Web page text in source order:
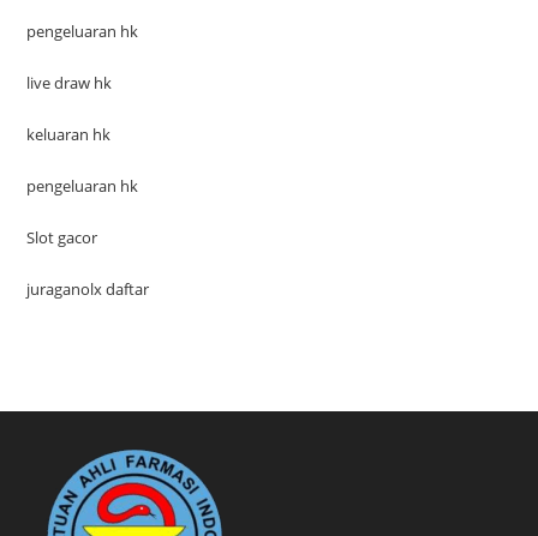
pengeluaran hk
live draw hk
keluaran hk
pengeluaran hk
Slot gacor
juraganolx daftar